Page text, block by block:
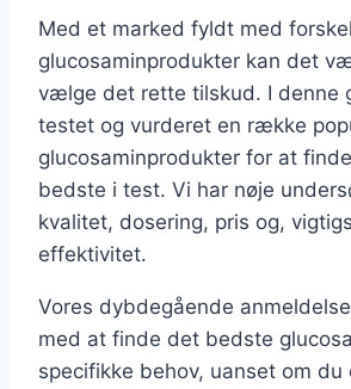
Med et marked fyldt med
glucosaminprodukter kan det
vælge det rette tilskud. I denne
testet og vurderet en række
glucosaminprodukter for at
bedste i test. Vi har nøje
kvalitet, dosering, pris og,
effektivitet.
Vores dybdegående
med at finde det bedste
specifikke behov, uanset om